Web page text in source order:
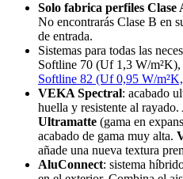
Solo fabrica perfiles Clase
No encontrarás Clase B en
de entrada.
Sistemas para todas las
Softline 70 (Uf 1,3 W/
Softline 82 (Uf 0,95 W/
VEKA Spectral: acabado
huella y resistente al
Ultramatte (gama en
acabado de gama muy alta.
añade una nueva textura
AluConnect: sistema